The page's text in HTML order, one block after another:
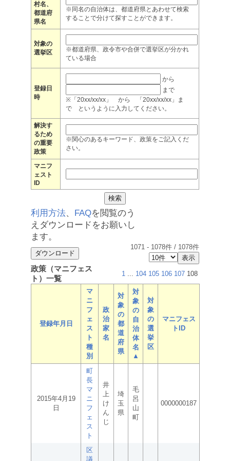
村名、
都道府
県名
※同名の自治体は、都道府県とあわせて検索
することで分けて探すことができます。
対象の
選挙区
※都道府県、政令市や合併で選挙区が分かれ
ている場合
登録日
時
から
まで
※「20xx/xx/xx」 から 「20xx/xx/xx」ま
で というように入力してください。
解決す
るため
の重要
政策
※関心のあるキーワード、政策をご記入くだ
さい。
マニフ
ェスト
ID
利用方法、 FAQを閲覧のう
えダウンロードをお願いし
ます。
1071 - 1078件 / 1078件
政策（マニフェス
ト）一覧
1 ... 104 105 106 107 108
登録年月日
マ
ニ
フ
ェ
ス
ト
種
別
政
治
家
名
対
象
の
都
道
府
県
対
象
の
自
治
体
名
▲
対
象
の
選
挙
区
マニフェス
トID
2015年4月19
日
町
長
マ
ニ
フ
ェ
ス
ト
井
上
け
ん
じ
埼
玉
県
毛
呂
山
町
0000000187
区
議